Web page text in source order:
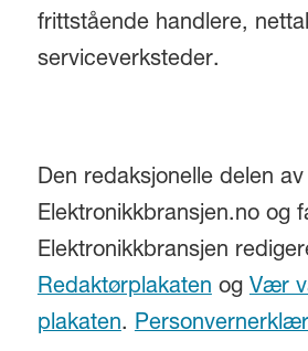
frittstående handlere,
serviceverksteder.
Den redaksjonelle delen av
Elektronikkbransjen.no og
Elektronikkbransjen
Redaktørplakaten og Vær
plakaten.